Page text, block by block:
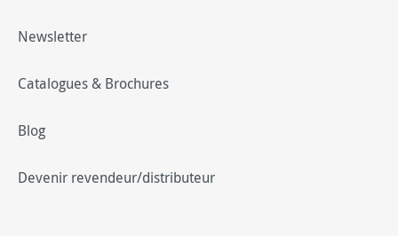
Newsletter
Catalogues & Brochures
Blog
Devenir revendeur/distributeur